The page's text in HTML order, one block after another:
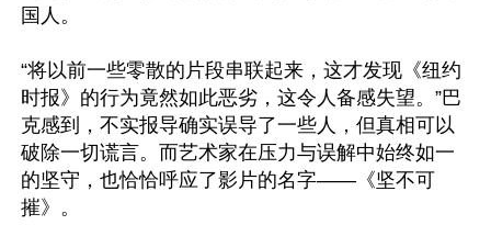
国人。
“将以前一些零散的片段串联起来，这才发现《纽约
时报》的行为竟然如此恶劣，这令人备感失望。”巴
克感到，不实报导确实误导了一些人，但真相可以
破除一切谎言。而艺术家在压力与误解中始终如一
的坚守，也恰恰呼应了影片的名字——《坚不可
摧》。